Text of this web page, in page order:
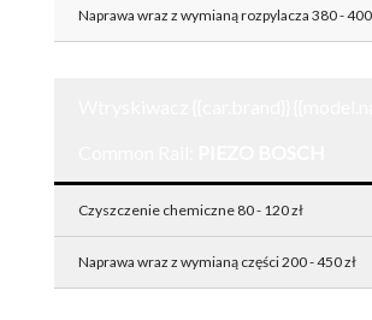
Naprawa wraz z wymianą rozpylacza 380 - 400
Czyszczenie chemiczne 80 - 120 zł
Naprawa wraz z wymianą części 200 - 450 zł